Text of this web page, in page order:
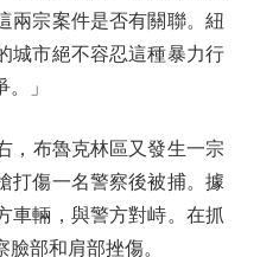
兩宗案件是否有關聯。紐
城市絕不容忍這種暴力行
」
布魯克林區又發生一宗
打傷一名警察後被捕。據
車輛，與警方對峙。在抓
部和肩部挫傷。